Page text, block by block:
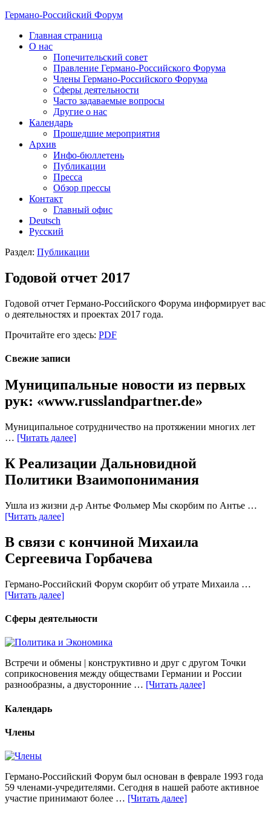
Германо-Российский Форум
Главная страница
О нас
Попечительский совет
Правление Германо-Российского Форума
Члены Германо-Российского Форума
Сферы деятельности
Часто задаваемые вопросы
Другие о нас
Календарь
Прошедшие мероприятия
Архив
Инфо-бюллетень
Публикации
Пресса
Обзор прессы
Контакт
Главный офис
Deutsch
Русский
Раздел: Публикации
Годовой отчет 2017
Годовой отчет Германо-Российского Форума информирует вас
о деятельностях и проектах 2017 года.
Прочитайте его здесь: PDF
Свежие записи
Муниципальные новости из первых
рук: «www.russlandpartner.de»
Муниципальное сотрудничество на протяжении многих лет
… [Читать далее]
К Реализации Дальновидной
Политики Взаимопонимания
Ушла из жизни д-р Антье Фольмер Мы скорбим по Антье …
[Читать далее]
В связи с кончиной Михаила
Сергеевича Горбачева
Германо-Российский Форум скорбит об утрате Михаила …
[Читать далее]
Сферы деятельности
Встречи и обмены | конструктивно и друг с другом Точки
соприкосновения между обществами Германии и России
разнообразны, а двусторонние … [Читать далее]
Календарь
Члены
Германо-Российский Форум был основан в феврале 1993 года
59 членами-учредителями. Сегодня в нашей работе активное
участие принимают более … [Читать далее]